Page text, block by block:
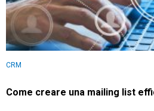
CRM
Come creare una mailing list